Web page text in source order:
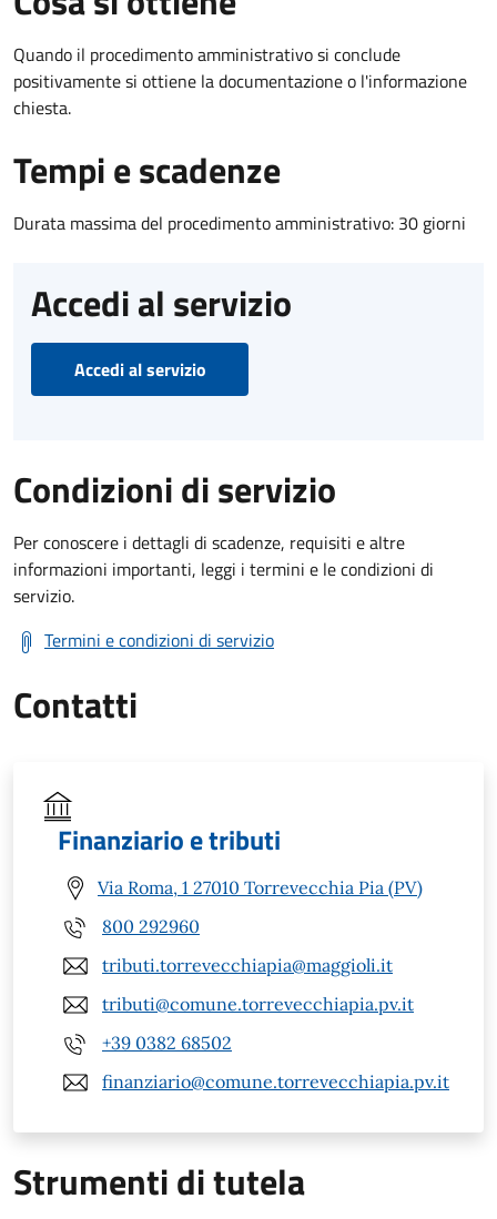
Quando il procedimento amministrativo si conclude
positivamente si ottiene la documentazione o l'informazione
chiesta.
Tempi e scadenze
Durata massima del procedimento amministrativo: 30 giorni
Accedi al servizio
Accedi al servizio
Condizioni di servizio
Per conoscere i dettagli di scadenze, requisiti e altre
informazioni importanti, leggi i termini e le condizioni di
servizio.
Termini e condizioni di servizio
Contatti
Finanziario e tributi
Via Roma, 1 27010 Torrevecchia Pia (PV)
800 292960
tributi.torrevecchiapia@maggioli.it
tributi@comune.torrevecchiapia.pv.it
+39 0382 68502
finanziario@comune.torrevecchiapia.pv.it
Strumenti di tutela